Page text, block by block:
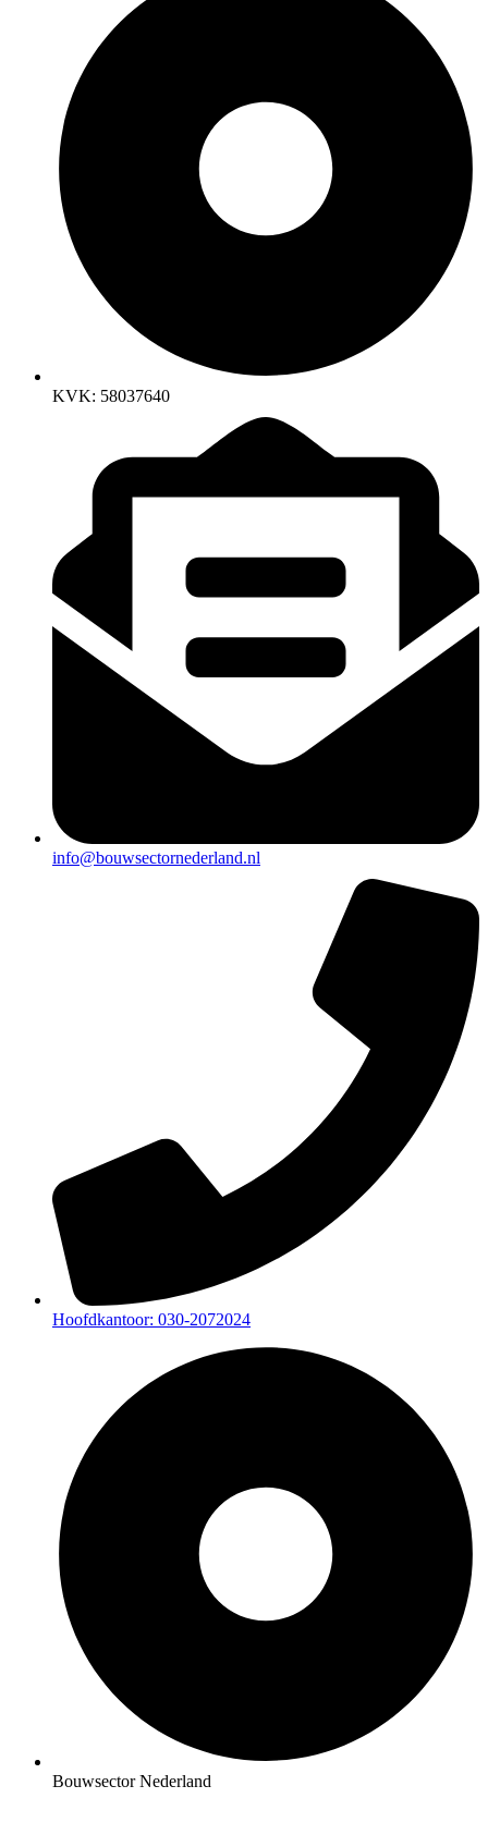
KVK: 58037640
info@bouwsectornederland.nl
Hoofdkantoor: 030-2072024
Bouwsector Nederland